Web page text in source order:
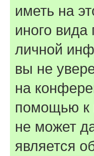
иметь на
иного
личной
вы не
на
помощью к
не может
является